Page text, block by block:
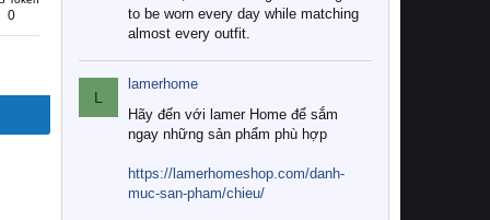
0
to be worn every day while matching
almost every outfit.
L
lamerhome
Hãy đến với lamer Home để sắm
ngay những sản phẩm phù hợp
https://lamerhomeshop.com/danh-
muc-san-pham/chieu/